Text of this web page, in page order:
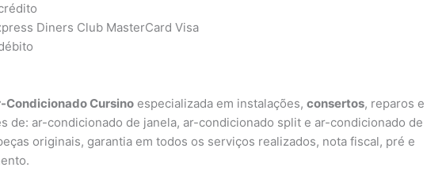
Diners Club MasterCard Visa
Condicionado Cursino especializada em instalações,consertos, reparos e
de: ar-condicionado de janela, ar-condicionado split e ar-condicionado de
originais, garantia em todos os serviços realizados, nota fiscal, pré e